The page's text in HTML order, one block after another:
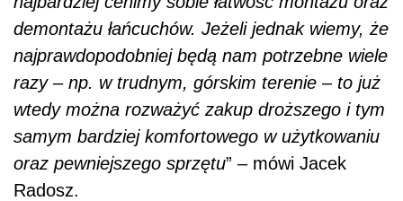
demontażu łańcuchów. Jeżeli jednak wiemy, że
najprawdopodobniej będą nam potrzebne wiele
razy – np. w trudnym, górskim terenie – to już
wtedy można rozważyć zakup droższego i tym
samym bardziej komfortowego w użytkowaniu
oraz pewniejszego sprzętu” – mówi Jacek
Radosz.